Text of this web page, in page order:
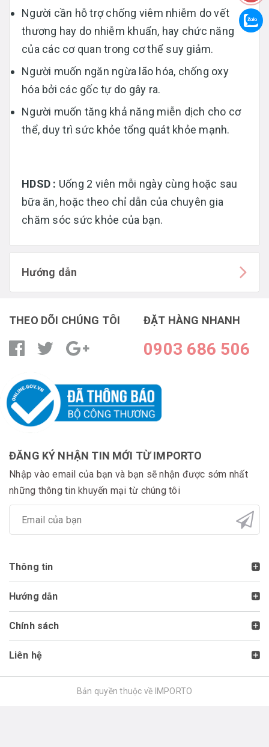
Người cần hỗ trợ chống viêm nhiễm do vết
thương hay do nhiễm khuẩn, hay chức năng
của các cơ quan trong cơ thể suy giảm.
Người muốn ngăn ngừa lão hóa, chống oxy
hóa bởi các gốc tự do gây ra.
Người muốn tăng khả năng miễn dịch cho cơ
thể, duy trì sức khỏe tổng quát khỏe mạnh.
HDSD : Uống 2 viên mỗi ngày cùng hoặc sau
bữa ăn, hoặc theo chỉ dẫn của chuyên gia
chăm sóc sức khỏe của bạn.
Hướng dẫn
THEO DÕI CHÚNG TÔI ĐẶT HÀNG NHANH
0903 686 506
ĐĂNG KÝ NHẬN TIN MỚI TỪ IMPORTO
Nhập vào email của bạn và bạn sẽ nhận được sớm nhất
những thông tin khuyến mại từ chúng tôi
Thông tin
Hướng dẫn
Chính sách
Liên hệ
Bản quyền thuộc về IMPORTO